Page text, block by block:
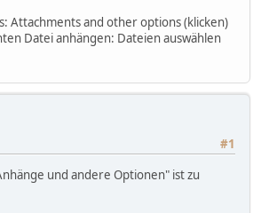
Attachments and other options (klicken)
Datei anhängen: Dateien auswählen
#1
und andere Optionen" ist zu